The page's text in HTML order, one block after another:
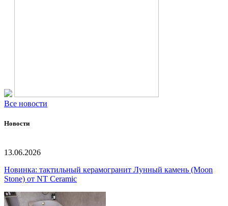
Все новости
Новости
13.06.2026
Новинка: тактильный керамогранит Лунный камень (Moon
Stone) от NT Ceramic